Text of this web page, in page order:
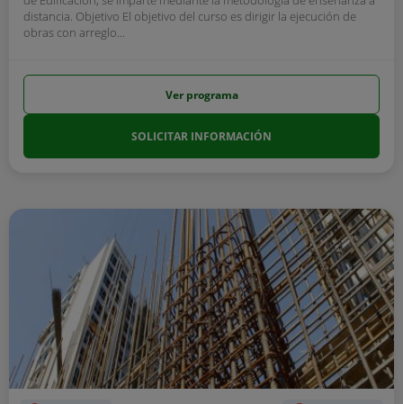
distancia. Objetivo El objetivo del curso es dirigir la ejecución de
obras con arreglo...
Ver programa
SOLICITAR INFORMACIÓN